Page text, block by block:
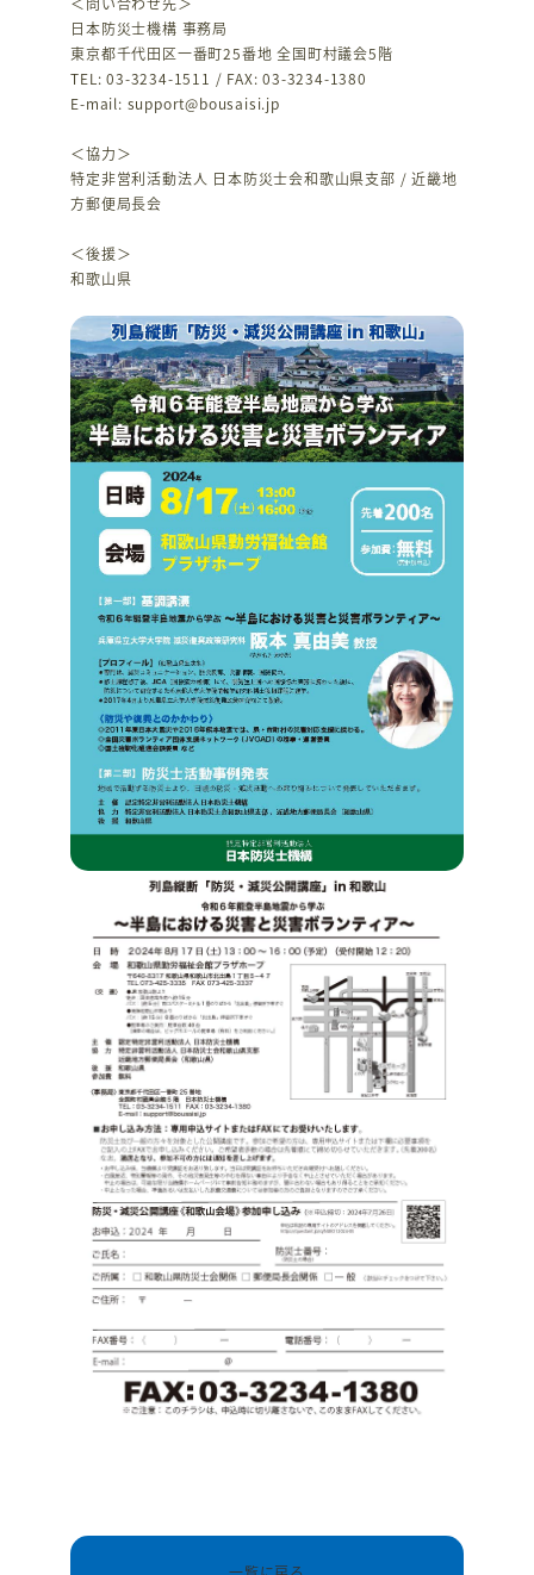
日本防災士機構 事務局
東京都千代田区一番町25番地 全国町村議会5階
TEL: 03-3234-1511 / FAX: 03-3234-1380
E-mail: support@bousaisi.jp
＜協力＞
特定非営利活動法人 日本防災士会和歌山県支部 / 近畿地
方郵便局長会
＜後援＞
和歌山県